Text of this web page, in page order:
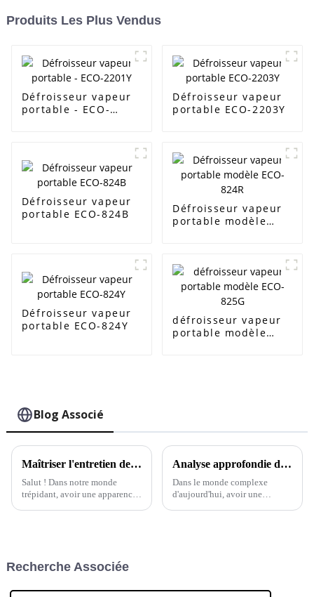
Produits Les Plus Vendus
Défroisseur vapeur
portable - ECO-
Défroisseur vapeur
portable ECO-2203Y
Défroisseur vapeur
portable ECO-824B
Défroisseur vapeur
portable modèle
Défroisseur vapeur
portable ECO-824Y
défroisseur vapeur
portable modèle
Blog Associé
Maîtriser l'entretien des vêtements : le guide ultime pour utiliser le meilleur défroisseur vapeur domestique
Salut ! Dans notre monde
trépidant, avoir une apparence
Analyse approfondie des défroisseurs vapeur portables pour les acheteurs internationaux
Dans le monde complexe
d'aujourd'hui, avoir une
Recherche Associée